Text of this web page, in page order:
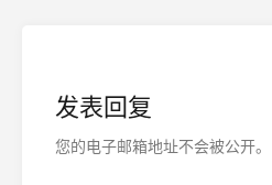
发表回复
您的电子邮箱地址不会被公开。